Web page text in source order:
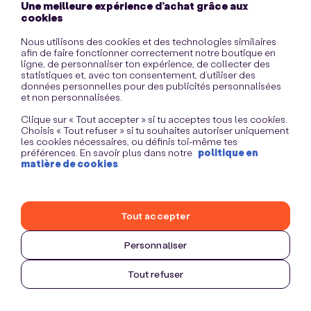
Une meilleure expérience d’achat grâce aux
cookies
Nous utilisons des cookies et des technologies similaires
afin de faire fonctionner correctement notre boutique en
ligne, de personnaliser ton expérience, de collecter des
statistiques et, avec ton consentement, d’utiliser des
données personnelles pour des publicités personnalisées
et non personnalisées.
Clique sur « Tout accepter » si tu acceptes tous les cookies.
Choisis « Tout refuser » si tu souhaites autoriser uniquement
les cookies nécessaires, ou définis toi-même tes
préférences. En savoir plus dans notre politique en
matière de cookies
Personnaliser
Tout refuser
Tout accepter